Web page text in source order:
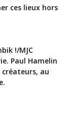
ces lieux hors
!/MJC
Paul Hamelin
au